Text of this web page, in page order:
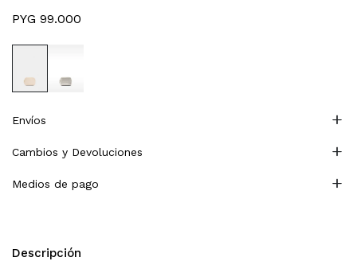
PYG 99.000
Envíos
Cambios y Devoluciones
Medios de pago
Descripción